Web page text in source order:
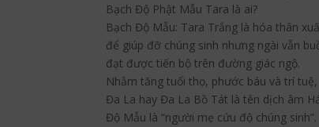
Bạch Độ Phật Mẫu Tara là ai?
Bạch Độ Mẫu: Tara Trắng là hóa thân
để giúp đỡ chúng sinh nhưng ngài vẫn
đạt được tiến bộ trên đường giác ngộ.
Nhằm tăng tuổi thọ, phước báu và trí
Đa La hay Đa La Bồ Tát là tên dịch âm
Độ Mẫu là “người mẹ cứu độ chúng sinh”.